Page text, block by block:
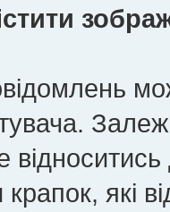
крапок, які